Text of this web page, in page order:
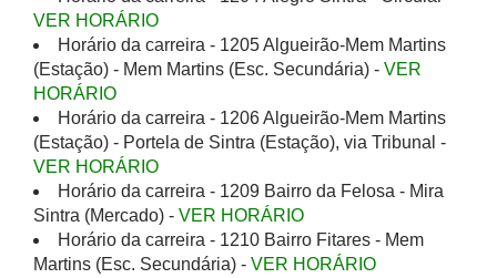
VER HORÁRIO
Horário da carreira - 1205 Algueirão-Mem Martins
(Estação) - Mem Martins (Esc. Secundária) - VER
HORÁRIO
Horário da carreira - 1206 Algueirão-Mem Martins
(Estação) - Portela de Sintra (Estação), via Tribunal -
VER HORÁRIO
Horário da carreira - 1209 Bairro da Felosa - Mira
Sintra (Mercado) - VER HORÁRIO
Horário da carreira - 1210 Bairro Fitares - Mem
Martins (Esc. Secundária) - VER HORÁRIO